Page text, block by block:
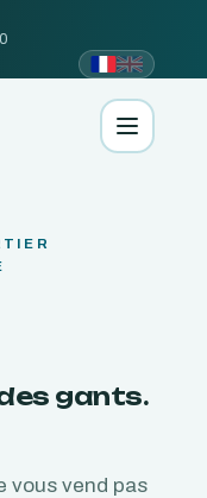
gants.
vous vend pas